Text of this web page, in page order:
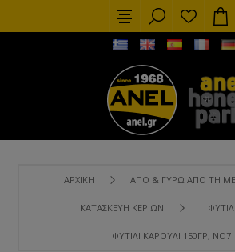
ΑΡΧΙΚΉ ΑΠΌ & ΓΎΡΩ ΑΠΌ ΤΗ
ΚΑΤΑΣΚΕΥΉ ΚΕΡΙΏΝ
ΦΥΤΊΛΙ ΚΑΡΟΎΛΙ 150ΓΡ, ΝΟ7